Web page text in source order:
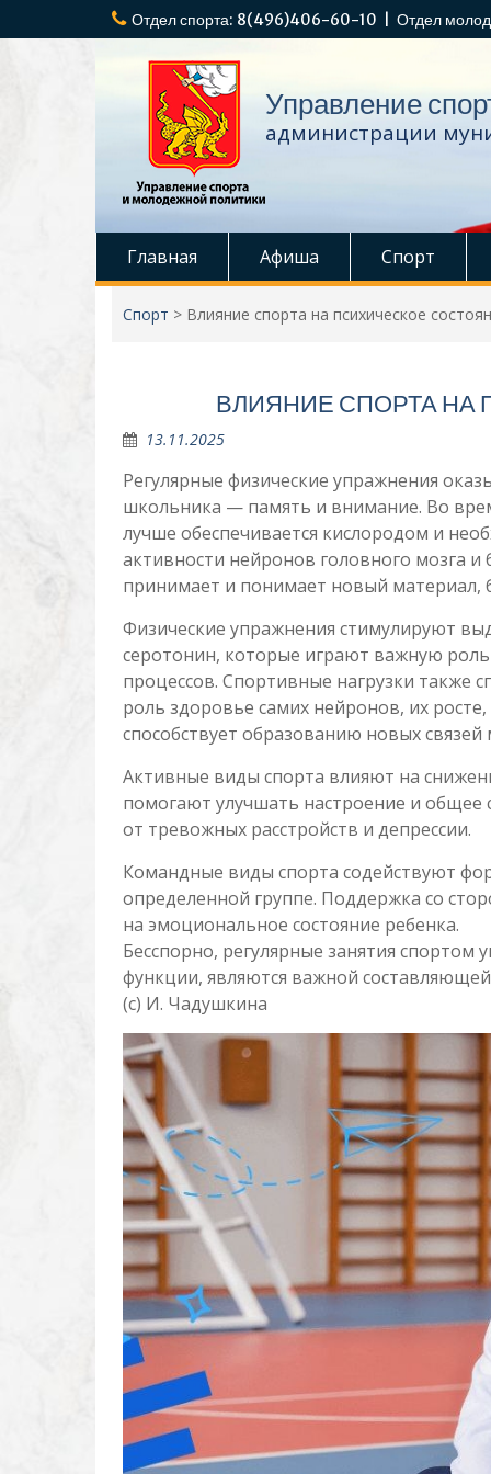
к
Отдел спорта: 8(496)406-60-10 | Отдел
Управление
администрации
Главная Афиша Спорт
Спорт > Влияние спорта на психическое
ВЛИЯНИЕ СПОРТА НА
13.11.2025
Регулярные физические упражнения
школьника — память и внимание. Во
лучше обеспечивается кислородом и
активности нейронов головного мозга
принимает и понимает новый материал,
Физические упражнения стимулируют
серотонин, которые играют важную
процессов. Спортивные нагрузки также
роль здоровье самих нейронов, их
способствует образованию новых
Активные виды спорта влияют на
помогают улучшать настроение и общее
от тревожных расстройств и депрессии.
Командные виды спорта содействуют
определенной группе. Поддержка со
на эмоциональное состояние ребенка.
Бесспорно, регулярные занятия
функции, являются важной составляющей
(с) И. Чадушкина